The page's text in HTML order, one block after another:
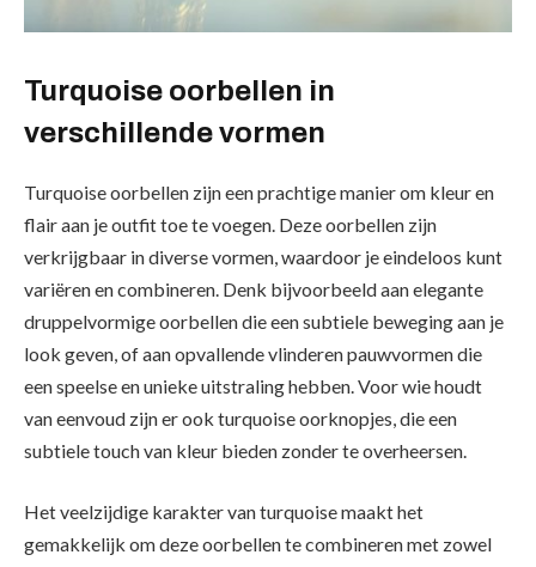
Turquoise oorbellen in
verschillende vormen
Turquoise oorbellen zijn een prachtige manier om kleur en
flair aan je outfit toe te voegen. Deze oorbellen zijn
verkrijgbaar in diverse vormen, waardoor je eindeloos kunt
variëren en combineren. Denk bijvoorbeeld aan elegante
druppelvormige oorbellen die een subtiele beweging aan je
look geven, of aan opvallende vlinderen pauwvormen die
een speelse en unieke uitstraling hebben. Voor wie houdt
van eenvoud zijn er ook turquoise oorknopjes, die een
subtiele touch van kleur bieden zonder te overheersen.
Het veelzijdige karakter van turquoise maakt het
gemakkelijk om deze oorbellen te combineren met zowel